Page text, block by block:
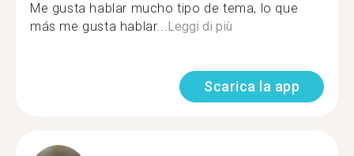
Me gusta hablar mucho tipo de tema, lo que
más me gusta hablar...Leggi di più
Scarica la app